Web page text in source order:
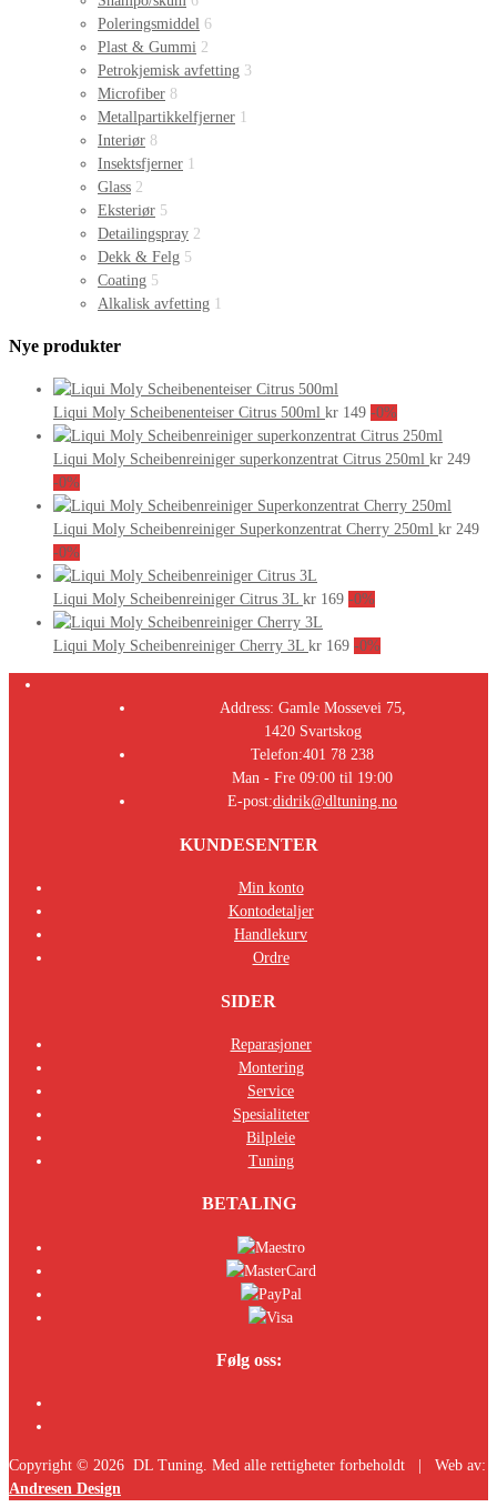
Poleringsmiddel 6
Plast & Gummi 2
Petrokjemisk avfetting 3
Microfiber 8
Metallpartikkelfjerner 1
Interiør 8
Insektsfjerner 1
Glass 2
Eksteriør 5
Detailingspray 2
Dekk & Felg 5
Coating 5
Alkalisk avfetting 1
Nye produkter
Liqui Moly Scheibenenteiser Citrus 500ml kr 149 -0%
Liqui Moly Scheibenreiniger superkonzentrat Citrus 250ml kr 249
-0%
Liqui Moly Scheibenreiniger Superkonzentrat Cherry 250ml kr 249
-0%
Liqui Moly Scheibenreiniger Citrus 3L kr 169 -0%
Liqui Moly Scheibenreiniger Cherry 3L kr 169 -0%
Address: Gamle Mossevei 75,
1420 Svartskog
Telefon:401 78 238
Man - Fre 09:00 til 19:00
E-post:didrik@dltuning.no
KUNDESENTER
Min konto
Kontodetaljer
Handlekurv
Ordre
SIDER
Reparasjoner
Montering
Service
Spesialiteter
Bilpleie
Tuning
BETALING
Følg oss:
Copyright © 2026 DL Tuning. Med alle rettigheter forbeholdt | Web av:
Andresen Design